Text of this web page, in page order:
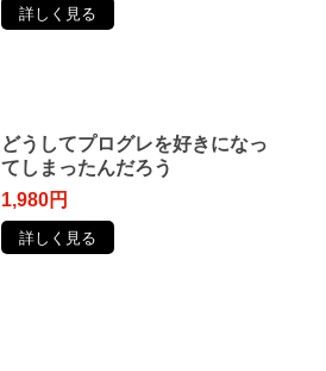
詳しく見る
どうしてプログレを好きになっ
てしまったんだろう
1,980円
詳しく見る